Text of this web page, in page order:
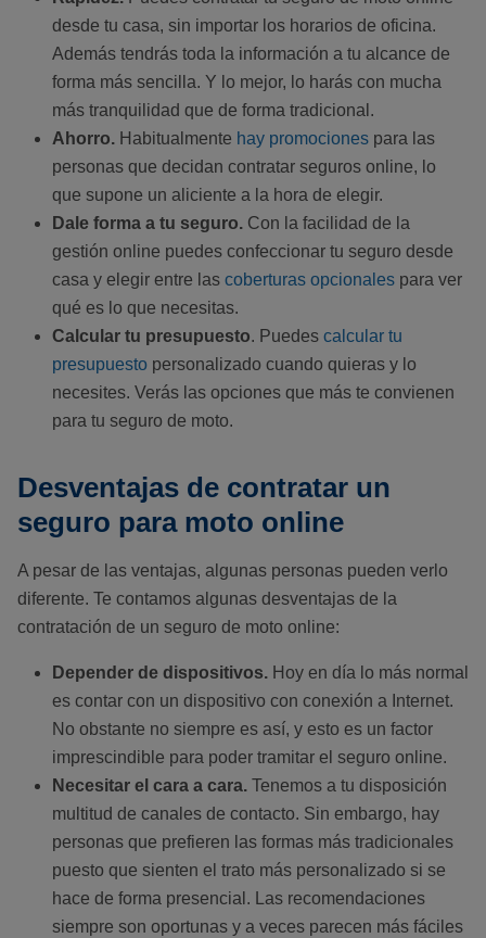
desde tu casa, sin importar los horarios de oficina.
Además tendrás toda la información a tu alcance de
forma más sencilla. Y lo mejor, lo harás con mucha
más tranquilidad que de forma tradicional.
Ahorro. Habitualmente hay promociones para las
personas que decidan contratar seguros online, lo
que supone un aliciente a la hora de elegir.
Dale forma a tu seguro. Con la facilidad de la
gestión online puedes confeccionar tu seguro desde
casa y elegir entre las coberturas opcionales para ver
qué es lo que necesitas.
Calcular tu presupuesto. Puedes calcular tu
presupuesto personalizado cuando quieras y lo
necesites. Verás las opciones que más te convienen
para tu seguro de moto.
Desventajas de contratar un
seguro para moto online
A pesar de las ventajas, algunas personas pueden verlo
diferente. Te contamos algunas desventajas de la
contratación de un seguro de moto online:
Depender de dispositivos. Hoy en día lo más normal
es contar con un dispositivo con conexión a Internet.
No obstante no siempre es así, y esto es un factor
imprescindible para poder tramitar el seguro online.
Necesitar el cara a cara. Tenemos a tu disposición
multitud de canales de contacto. Sin embargo, hay
personas que prefieren las formas más tradicionales
puesto que sienten el trato más personalizado si se
hace de forma presencial. Las recomendaciones
siempre son oportunas y a veces parecen más fáciles